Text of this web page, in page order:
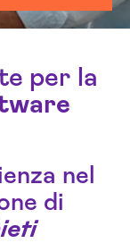
per la
nel
di